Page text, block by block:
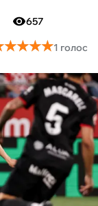
657
★★★★
★★★★1 голос